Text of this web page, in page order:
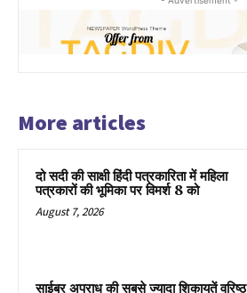
More articles
दो सदी की साक्षी हिंदी पत्रकारिता में महिला
पत्रकारों की भूमिका पर विमर्श 8 को
August 7, 2026
साईबर अपराध की सबसे ज्यादा शिकायतें वरिष्ठ